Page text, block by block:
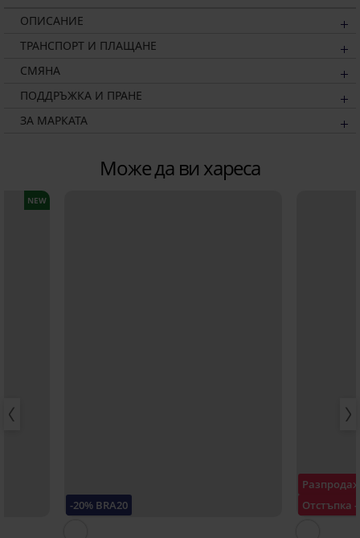
ОПИСАНИЕ
ТРАНСПОРТ И ПЛАЩАНЕ
СМЯНА
ПОДДРЪЖКА И ПРАНЕ
ЗА МАРКАТА
Може да ви хареса
NEW
-20% BRA20
Отстъпка -